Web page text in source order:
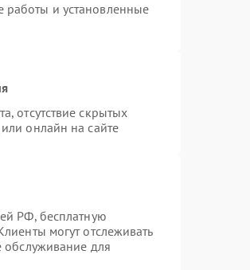
работы и установленные
отсутствие скрытых
онлайн на сайте
РФ, бесплатную
могут отслеживать
обслуживание для